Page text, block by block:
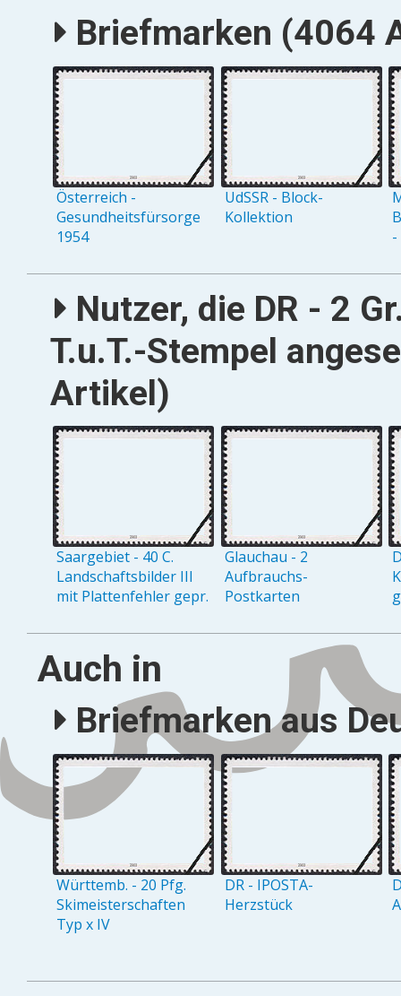
Briefmarken (4064
Österreich -
Gesundheitsfürsorge
1954
UdSSR - Block-
Kollektion
Nutzer, die DR - 2
T.u.T.-Stempel
Artikel)
Saargebiet - 40 C.
Landschaftsbilder III
mit Plattenfehler gepr.
Glauchau - 2
Aufbrauchs-
Postkarten
Auch in
Briefmarken aus
Württemb. - 20 Pfg.
Skimeisterschaften
Typ x IV
DR - IPOSTA-
Herzstück